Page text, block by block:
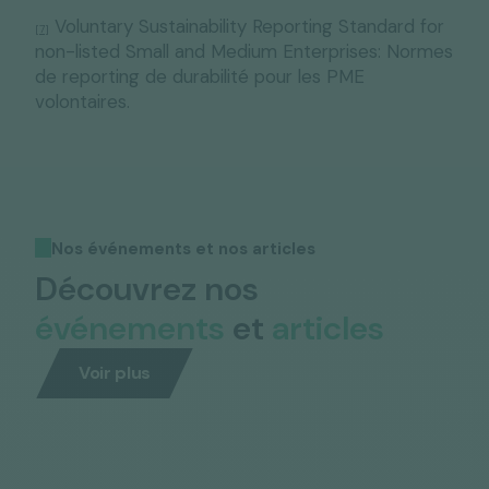
[7]
Voluntary Sustainability Reporting Standard for
non-listed Small and Medium Enterprises: Normes
de reporting de durabilité pour les PME
volontaires.
Nos événements et nos articles
Découvrez nos
événements et articles
Voir plus